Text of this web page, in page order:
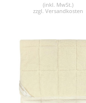
(inkl. MwSt.)
zzgl. Versandkosten